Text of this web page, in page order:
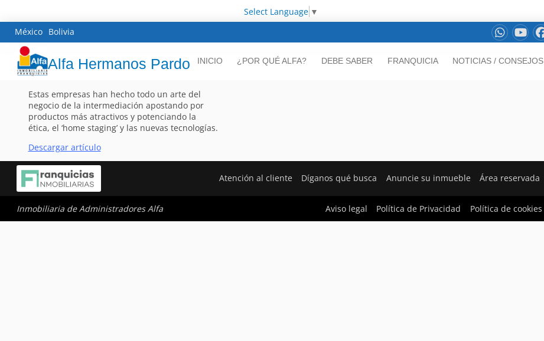
Select Language ▼
México Bolivia
Alfa Hermanos Pardo INICIO ¿POR QUÉ ALFA? DEBE SABER FRANQUICIA NOTICIAS / CONSEJOS
Estas empresas han hecho todo un arte del
negocio de la intermediación apostando por
productos más atractivos y potenciando la
ética, el ‘home staging’ y las nuevas tecnologías.
Descargar artículo
Atención al cliente Díganos qué busca Anuncie su inmueble Área reservada
Inmobiliaria de Administradores Alfa Aviso legal Política de Privacidad Política de cookies